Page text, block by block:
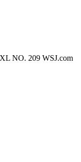
NO. 209 WSJ.com